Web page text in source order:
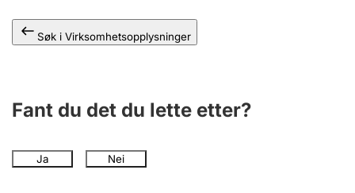
Søk i Virksomhetsopplysninger
Fant du det du lette etter?
Ja Nei